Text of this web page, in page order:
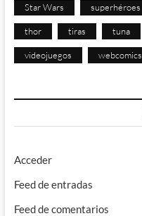
Star Wars superhéroes
thor tiras tuna
videojuegos webcomics
Acceder
Feed de entradas
Feed de comentarios